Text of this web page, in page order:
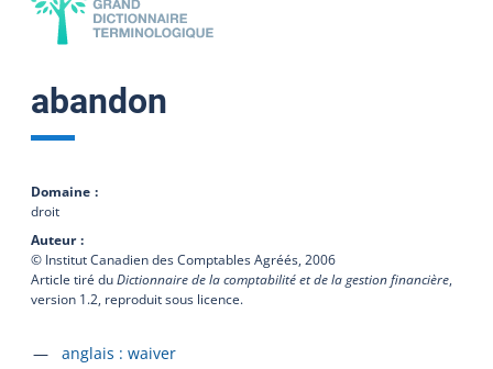
abandon
Domaine
droit
Auteur
© Institut Canadien des Comptables Agréés, 2006
Article tiré duDictionnaire de la comptabilité et de la gestion financière,
version 1.2, reproduit sous licence.
Accéder à la fiche en
anglais : waiver